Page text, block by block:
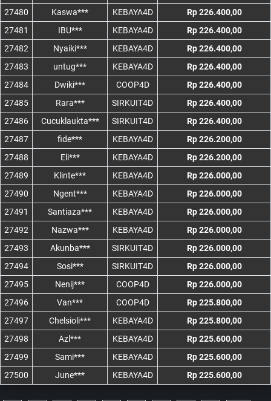
27480
Kaswa*** KEBAYA4D
Rp 226.400,00
27481
IBU*** KEBAYA4D
Rp 226.400,00
27482
Nyaiki*** KEBAYA4D
Rp 226.400,00
27483
untug*** KEBAYA4D
Rp 226.400,00
27484
Dwiki*** COOP4D
Rp 226.400,00
27485
Rara*** SIRKUIT4D
Rp 226.400,00
27486
Cucuklaukta*** SIRKUIT4D
Rp 226.400,00
27487
fide*** KEBAYA4D
Rp 226.200,00
27488
Eli*** KEBAYA4D
Rp 226.200,00
27489
Klinte*** KEBAYA4D
Rp 226.000,00
27490
Ngent*** KEBAYA4D
Rp 226.000,00
27491
Santiaza*** KEBAYA4D
Rp 226.000,00
27492
Nazwa*** KEBAYA4D
Rp 226.000,00
27493
Akunba*** SIRKUIT4D
Rp 226.000,00
27494
Sosi*** SIRKUIT4D
Rp 226.000,00
27495
Nenij*** COOP4D
Rp 226.000,00
27496
Van*** COOP4D
Rp 225.800,00
27497
Chelsioli*** KEBAYA4D
Rp 225.800,00
27498
Azl*** KEBAYA4D
Rp 225.600,00
27499
Sami*** KEBAYA4D
Rp 225.600,00
27500
June*** KEBAYA4D Rp 225.600,00